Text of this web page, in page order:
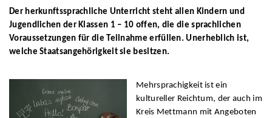
Der herkunftssprachliche Unterricht steht allen Kindern und
Jugendlichen der Klassen 1 – 10 offen, die die sprachlichen
Voraussetzungen für die Teilnahme erfüllen. Unerheblich ist,
welche Staatsangehörigkeit sie besitzen.
Mehrsprachigkeit ist ein
kultureller Reichtum, der auch im
Kreis Mettmann mit Angeboten